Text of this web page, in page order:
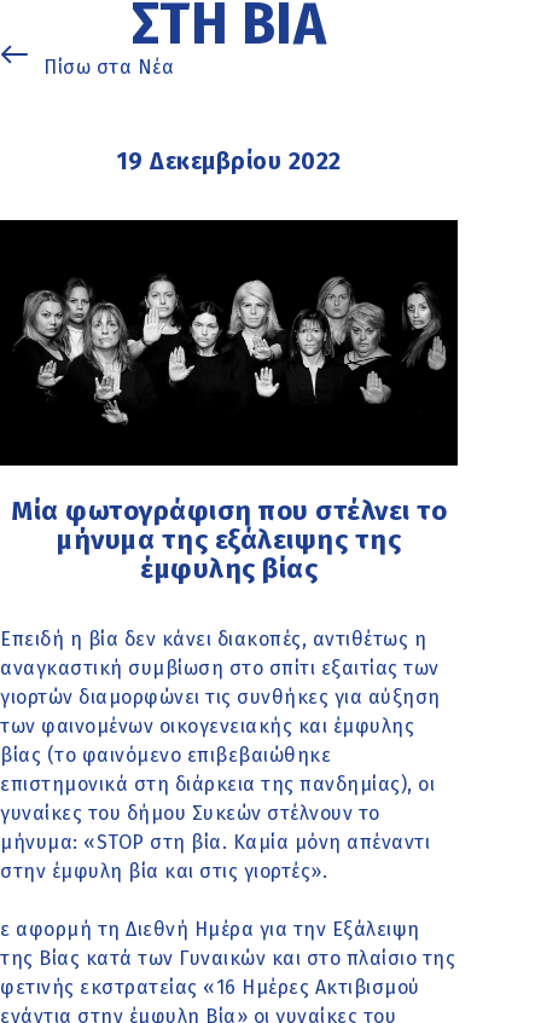
ΣΤΗ ΒΊΑ
Πίσω στα Νέα
19 Δεκεμβρίου 2022
Μία φωτογράφιση που στέλνει το
μήνυμα της εξάλειψης της
έμφυλης βίας
Επειδή η βία δεν κάνει διακοπές, αντιθέτως η
αναγκαστική συμβίωση στο σπίτι εξαιτίας των
γιορτών διαμορφώνει τις συνθήκες για αύξηση
των φαινομένων οικογενειακής και έμφυλης
βίας (το φαινόμενο επιβεβαιώθηκε
επιστημονικά στη διάρκεια της πανδημίας), οι
γυναίκες του δήμου Συκεών στέλνουν το
μήνυμα: «STOP στη βία. Καμία μόνη απέναντι
στην έμφυλη βία και στις γιορτές».
ε αφορμή τη Διεθνή Ημέρα για την Εξάλειψη
της Βίας κατά των Γυναικών και στο πλαίσιο της
φετινής εκστρατείας «16 Ημέρες Ακτιβισμού
ενάντια στην έμφυλη Βία» οι γυναίκες του